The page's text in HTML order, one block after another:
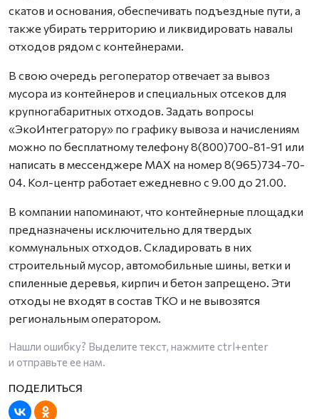
скатов и основания, обеспечивать подъездные пути, а
также убирать территорию и ликвидировать навалы
отходов рядом с контейнерами.
В свою очередь регоператор отвечает за вывоз
мусора из контейнеров и специальных отсеков для
крупногабаритных отходов. Задать вопросы
«ЭкоИнтегратору» по графику вывоза и начислениям
можно по бесплатному телефону 8(800)700-81-91 или
написать в мессенджере MAX на номер 8(965)734-70-
04. Кол-центр работает ежедневно с 9.00 до 21.00.
В компании напоминают, что контейнерные площадки
предназначены исключительно для твердых
коммунальных отходов. Складировать в них
строительный мусор, автомобильные шины, ветки и
спиленные деревья, кирпич и бетон запрещено. Эти
отходы не входят в состав ТКО и не вывозятся
региональным оператором.
Нашли ошибку? Выделите текст, нажмите ctrl+enter
и отправьте ее нам.